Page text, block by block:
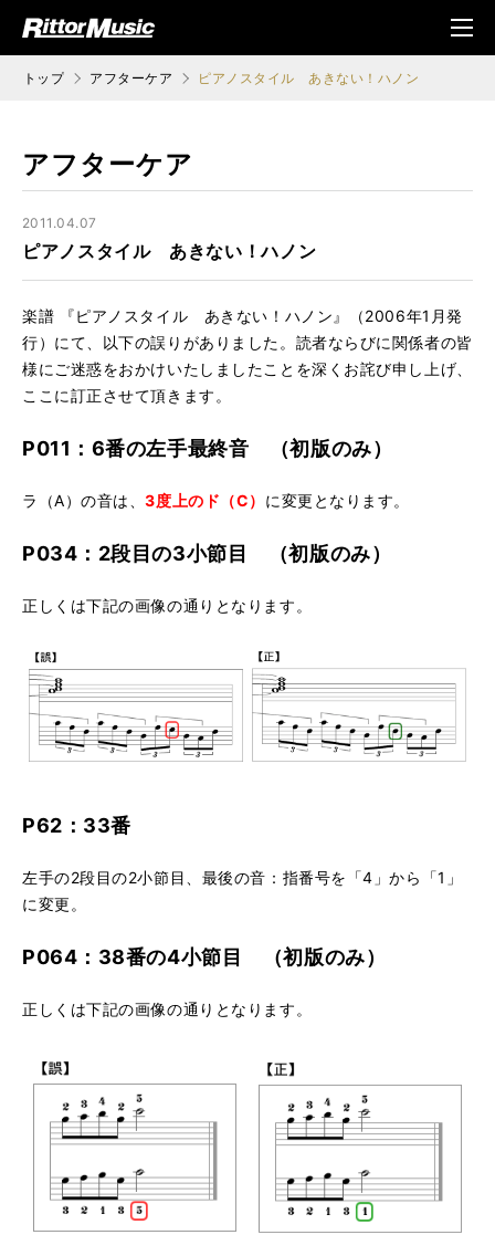
ジック (Rittor Musi
メニ
ュ
トップ アフターケア ピアノスタイル あきない！ハノン
アフターケア
2011.04.07
ピアノスタイル あきない！ハノン
楽譜 『ピアノスタイル あきない！ハノン』（2006年1月発
行）にて、以下の誤りがありました。読者ならびに関係者の皆
様にご迷惑をおかけいたしましたことを深くお詫び申し上げ、
ここに訂正させて頂きます。
P011：6番の左手最終音 （初版のみ）
ラ（A）の音は、3度上のド（C） に変更となります。
P034：2段目の3小節目 （初版のみ）
正しくは下記の画像の通りとなります。
P62：33番
左手の2段目の2小節目、最後の音：指番号を「4」から「1」
に変更。
P064：38番の4小節目 （初版のみ）
正しくは下記の画像の通りとなります。